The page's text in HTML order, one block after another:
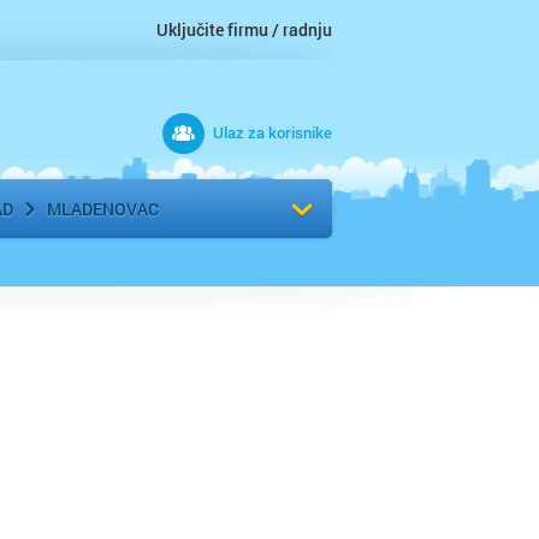
Uključite firmu / radnju
Ulaz za korisnike
MLADENOVACIzaberite komšiluk